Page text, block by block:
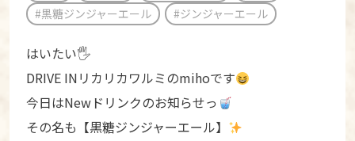
#黒糖ジンジャーエール
#ジンジャーエール
はいたい🖐️
DRIVE INリカリカワルミのmihoです
今日はNewドリンクのお知らせっ
その名も【黒糖ジンジャーエール】